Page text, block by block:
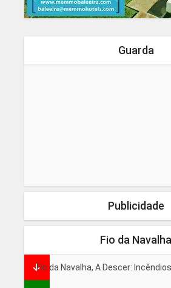
Guarda
Publicidade
Fio da Navalha
Fio da Navalha, A Descer: Incêndios